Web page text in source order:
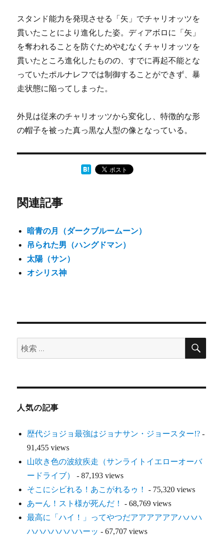
スタンド能力を発現させる「矢」でチャリオッツを
貫いたことにより進化した姿。ディアボロに「矢」
を奪われることを防ぐためやむなくチャリオッツを
貫いたところ進化したものの、すでに再起不能とな
っていたポルナレフでは制御することができず、暴
走状態に陥ってしまった。
外見は従来のチャリオッツから変化し、特徴的な形
の帽子を被った真っ黒な人型の像となっている。
関連記事
暗青の月（ダークブルームーン）
吊られた男（ハングドマン）
太陽（サン）
オシリス神
検
索:
検
人気の記事
歴代ジョジョ最強はジョナサン・ジョースター!? -
91,455 views
山吹き色の波紋疾走（サンライトイエローオーバ
ードライブ）
- 87,193 views
そこにシビれる！あこがれるゥ！
- 75,320 views
あーん！スト様が死んだ！
- 68,769 views
最高に「ハイ！」ってやつだアアアアアアハハハ
ハハハハハハハーッ - 67,707 views